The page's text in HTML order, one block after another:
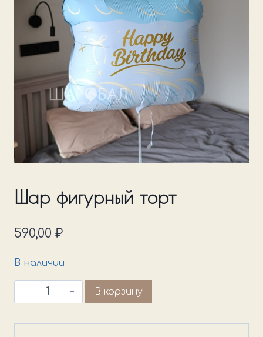
Шар фигурный торт
590,00 ₽
В наличии
Количество
товара
В корзину